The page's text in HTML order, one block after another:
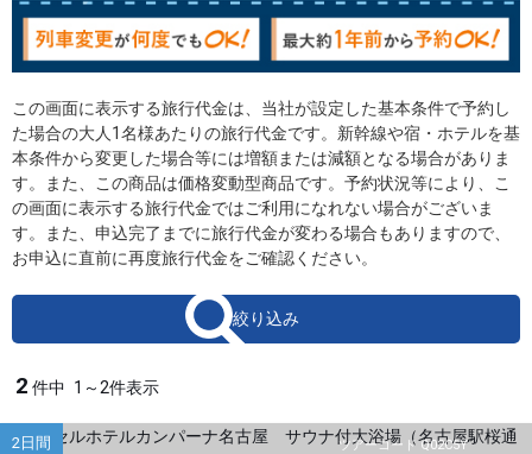
この画面に表示する旅行代金は、当社が設定した基本条件で予約し
た場合の大人1名様あたりの旅行代金です。新幹線や宿・ホテルを基
本条件から変更した場合等には増額または減額となる場合がありま
す。また、この商品は価格変動型商品です。予約状況等により、こ
の画面に表示する旅行代金ではご利用になれない場合がございま
す。また、申込完了までに旅行代金が変わる場合もありますので、
お申込に直前に再度旅行代金をご確認ください。
絞り込み
2 件中 1～2件表示
ツアーコード Q02C5Y
2日間